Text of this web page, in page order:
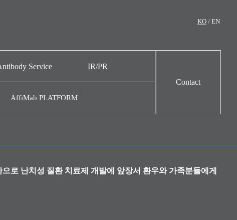
KO / EN
Service IR/PR
공시정보
AffiMab PLATFORM
Contact
로 난치성 질환 치료제 개발에 앞장서 환우와 가족분들에게